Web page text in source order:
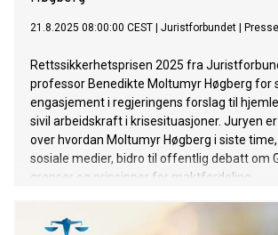
21.8.2025 08:00:00 CEST Juristforbundet
Rettssikkerhetsprisen 2025 fra
professor Benedikte Moltumyr Høgberg for
engasjement i regjeringens forslag til
sivil arbeidskraft i krisesituasjoner. Juryen
over hvordan Moltumyr Høgberg i siste
sosiale medier, bidro til offentlig debatt om
grenser og prinsipper for maktfordeling